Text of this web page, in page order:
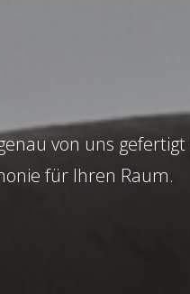
von uns
für Ihren Raum.